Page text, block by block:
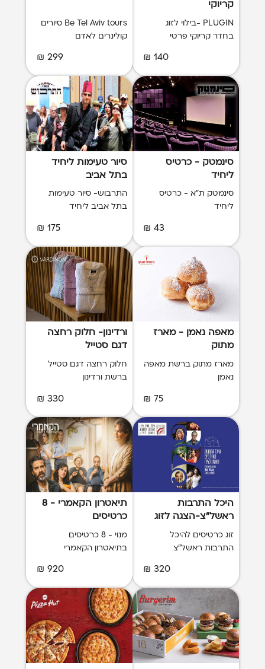
קריוקי
PLUGIN -בילוי לזוג
בחדר קריוקי פרטי
140 ₪
Be Tel Aviv tours סיורים
קולינרים לאדם
299 ₪
סינמטק - כרטיס
ליחיד
סינמטק ת"א - כרטיס
ליחיד
43 ₪
סיור טעימות ליחיד
בתל אביב
התרבוש- סיור טעימות
בתל אביב ליחיד
175 ₪
מאפה נאמן - מארז
מתוק
מארז מתוק ברשת מאפה
נאמן
75 ₪
ורדינון- חלוק רחצה
דגם סטייל
חלוק רחצה דגם סטייל
ברשת ורדינון
330 ₪
היכל התרבות
ראשל"צ-הצגה לזוג
זוג כרטיסים להיכל
התרבות ראשל"צ
320 ₪
תיאטרון הקאמרי - 8
כרטיסים
מנוי - 8 כרטיסים
בתיאטרון הקאמרי
920 ₪